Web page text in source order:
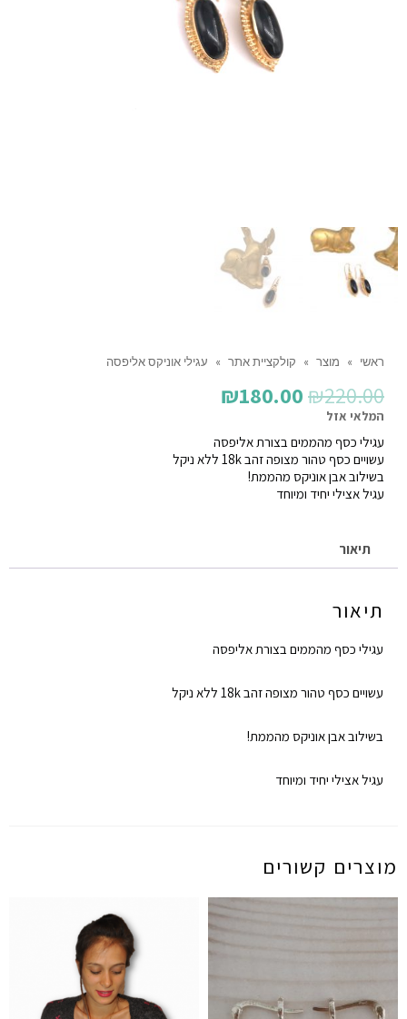
ראשי » מוצר » קולקציית אתר » עגילי אוניקס אליפסה
₪220.00
המחיר
היה:
₪220.00.
₪180.00
הוא:
₪180.00.
המלאי אזל
עגילי כסף מהממים בצורת אליפסה
עשויים כסף טהור מצופה זהב 18k ללא ניקל
בשילוב אבן אוניקס מהממת!
עגיל אצילי יחיד ומיוחד
תיאור
תיאור
עגילי כסף מהממים בצורת אליפסה
עשויים כסף טהור מצופה זהב 18k ללא ניקל
בשילוב אבן אוניקס מהממת!
עגיל אצילי יחיד ומיוחד
מוצרים קשורים